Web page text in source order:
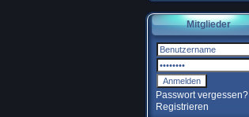
Mitglieder
Passwort vergessen?
Registrieren